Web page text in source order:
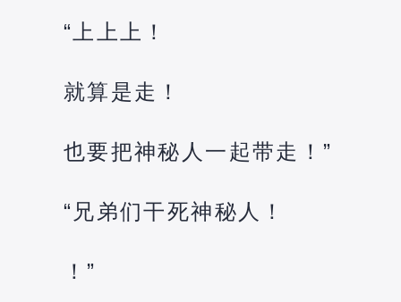
“上上上！
就算是走！
也要把神秘人一起带走！”
“兄弟们干死神秘人！
！”